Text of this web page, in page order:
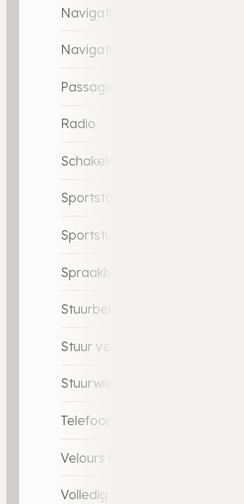
Navigatie full map
Navigatiesysteem
Passagiersstoel in hoogte
Radio
Schakelmogelijkheid aan
Sportstoelen
Sportstuur
Spraakbediening
Stuurbekrachtiging
Stuur verstelbaar
Stuurwiel multifunctioneel
Telefoonintegratie premium
Velours bekleding
Volledig digitaal